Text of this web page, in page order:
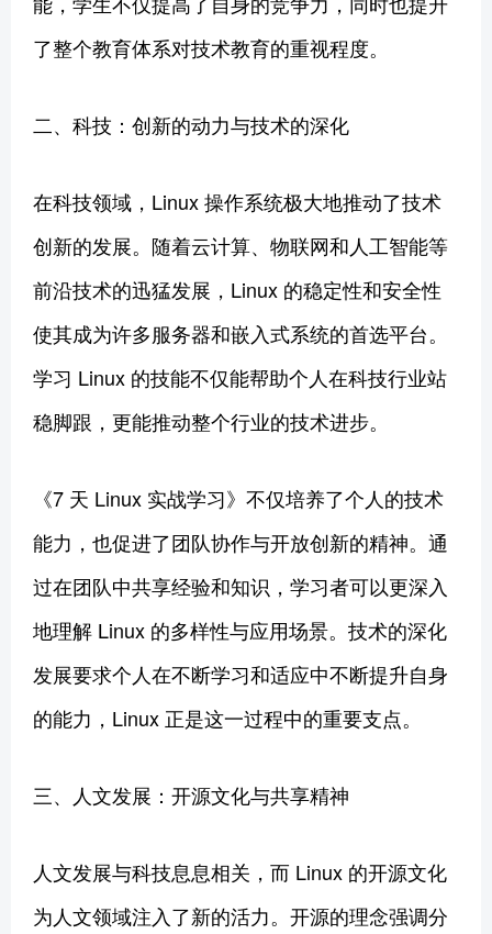
了整个教育体系对技术教育的重视程度。
二、科技：创新的动力与技术的深化
在科技领域，Linux 操作系统极大地推动了技术
创新的发展。随着云计算、物联网和人工智能等
前沿技术的迅猛发展，Linux 的稳定性和安全性
使其成为许多服务器和嵌入式系统的首选平台。
学习 Linux 的技能不仅能帮助个人在科技行业站
稳脚跟，更能推动整个行业的技术进步。
《7 天 Linux 实战学习》不仅培养了个人的技术
能力，也促进了团队协作与开放创新的精神。通
过在团队中共享经验和知识，学习者可以更深入
地理解 Linux 的多样性与应用场景。技术的深化
发展要求个人在不断学习和适应中不断提升自身
的能力，Linux 正是这一过程中的重要支点。
三、人文发展：开源文化与共享精神
人文发展与科技息息相关，而 Linux 的开源文化
为人文领域注入了新的活力。开源的理念强调分